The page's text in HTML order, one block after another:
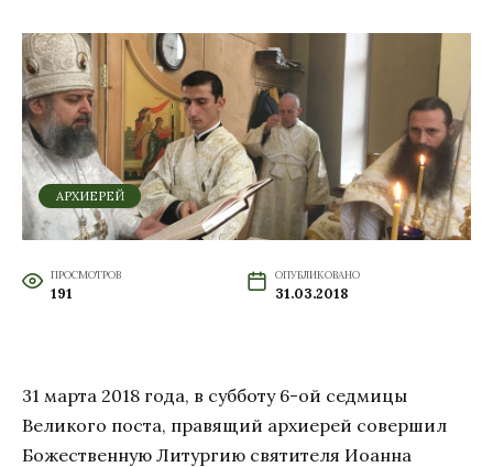
АРХИЕРЕЙ
ПРОСМОТРОВ
191
ОПУБЛИКОВАНО
31.03.2018
31 марта 2018 года, в субботу 6-ой седмицы
Великого поста, правящий архиерей совершил
Божественную Литургию святителя Иоанна